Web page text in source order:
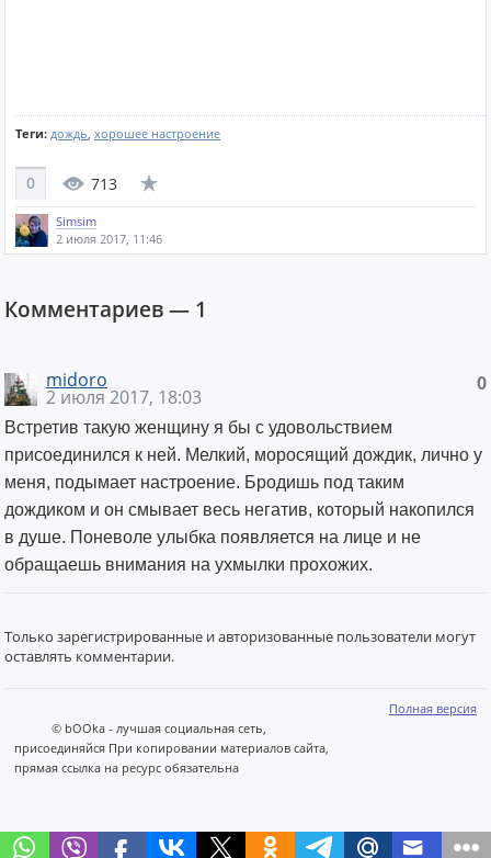
Теги: дождь, хорошее настроение
0 713
Simsim
2 июля 2017, 11:46
Комментариев — 1
0
midoro
2 июля 2017, 18:03
Встретив такую женщину я бы с удовольствием
присоединился к ней. Мелкий, моросящий дождик, лично у
меня, подымает настроение. Бродишь под таким
дождиком и он смывает весь негатив, который накопился
в душе. Поневоле улыбка появляется на лице и не
обращаешь внимания на ухмылки прохожих.
Только зарегистрированные и авторизованные пользователи могут
оставлять комментарии.
Полная версия
© bOOka - лучшая социальная сеть,
присоединяйся При копировании материалов сайта,
прямая ссылка на ресурс обязательна